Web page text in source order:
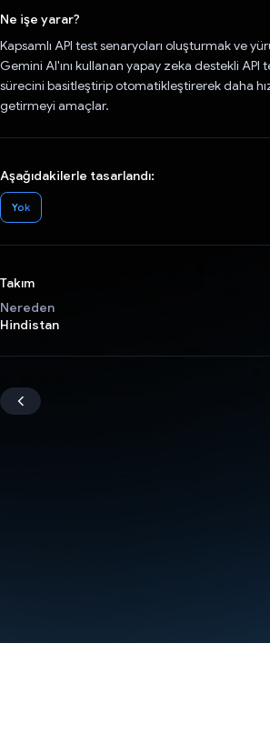
Ne işe yarar?
Kapsamlı API test senaryoları oluşturmak ve
Gemini AI'ını kullanan yapay zeka destekli API
sürecini basitleştirip otomatikleştirerek daha
getirmeyi amaçlar.
Aşağıdakilerle tasarlandı:
Yok
Takım
Nereden
Hindistan